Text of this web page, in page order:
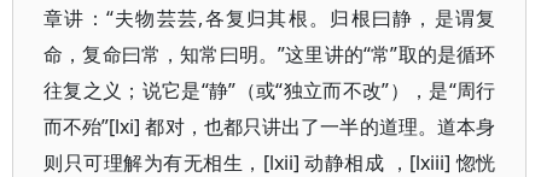
章讲：“夫物芸芸,各复归其根。归根曰静，是谓复
命，复命曰常，知常曰明。”这里讲的“常”取的是循环
往复之义；说它是“静”（或“独立而不改”），是“周行
而不殆”[lxi] 都对，也都只讲出了一半的道理。道本身
则只可理解为有无相生，[lxii] 动静相成 ，[lxiii] 惚恍